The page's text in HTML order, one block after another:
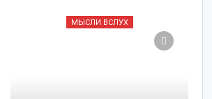
МЫСЛИ ВСЛУХ